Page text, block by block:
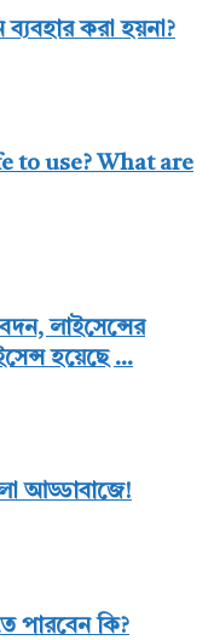
করা হয়না?
to use? What are
লাইসেন্সের
হয়েছে ...
আড্ডাবাজে!
পারবেন কি?